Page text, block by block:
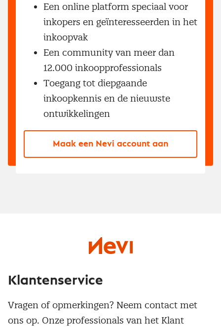
Een online platform speciaal voor
inkopers en geïnteresseerden in het
inkoopvak
Een community van meer dan
12.000 inkoopprofessionals
Toegang tot diepgaande
inkoopkennis en de nieuwste
ontwikkelingen
Maak een Nevi account aan
Klantenservice
Vragen of opmerkingen? Neem contact met
ons op. Onze professionals van het Klant